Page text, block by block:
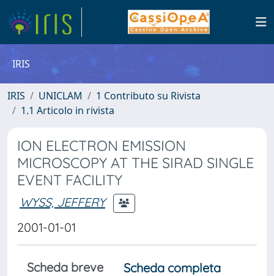
IRIS
IRIS UNICLAM
1 Contributo su Rivista
1.1 Articolo in rivista
ION ELECTRON EMISSION
MICROSCOPY AT THE SIRAD SINGLE
EVENT FACILITY
WYSS, JEFFERY
2001-01-01
Scheda breve
Scheda completa